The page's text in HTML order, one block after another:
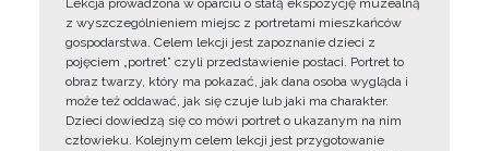
Lekcja prowadzona w oparciu o stałą ekspozycję muzealną
z wyszczególnieniem miejsc z portretami mieszkańców
gospodarstwa. Celem lekcji jest zapoznanie dzieci z
pojęciem „portret” czyli przedstawienie postaci. Portret to
obraz twarzy, który ma pokazać, jak dana osoba wygląda i
może też oddawać, jak się czuje lub jaki ma charakter.
Dzieci dowiedzą się co mówi portret o ukazanym na nim
człowieku. Kolejnym celem lekcji jest przygotowanie